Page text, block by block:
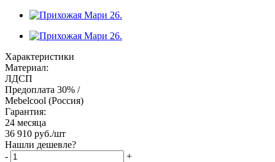
Характеристики
Материал:
ЛДСП
Предоплата 30% /
Mebelcool (Россия)
Гарантия:
24 месяца
36 910 руб./шт
Нашли дешевле?
-
+